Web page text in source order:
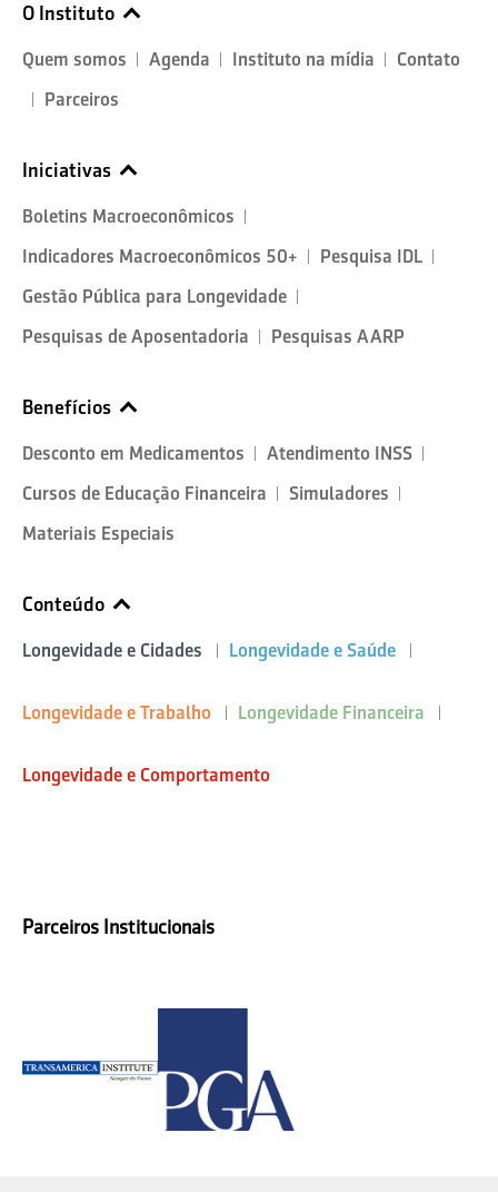
O Instituto
Quem somos Agenda Instituto na mídia
Contato
Parceiros
Iniciativas
Boletins Macroeconômicos
Indicadores Macroeconômicos 50+
Pesquisa IDL
Gestão Pública para Longevidade
Pesquisas de Aposentadoria
Pesquisas AARP
Benefícios
Desconto em Medicamentos
Atendimento INSS
Cursos de Educação Financeira
Simuladores
Materiais Especiais
Conteúdo
Longevidade e Cidades Longevidade e Saúde
Longevidade e Trabalho Longevidade Financeira
Longevidade e Comportamento
Parceiros Institucionais